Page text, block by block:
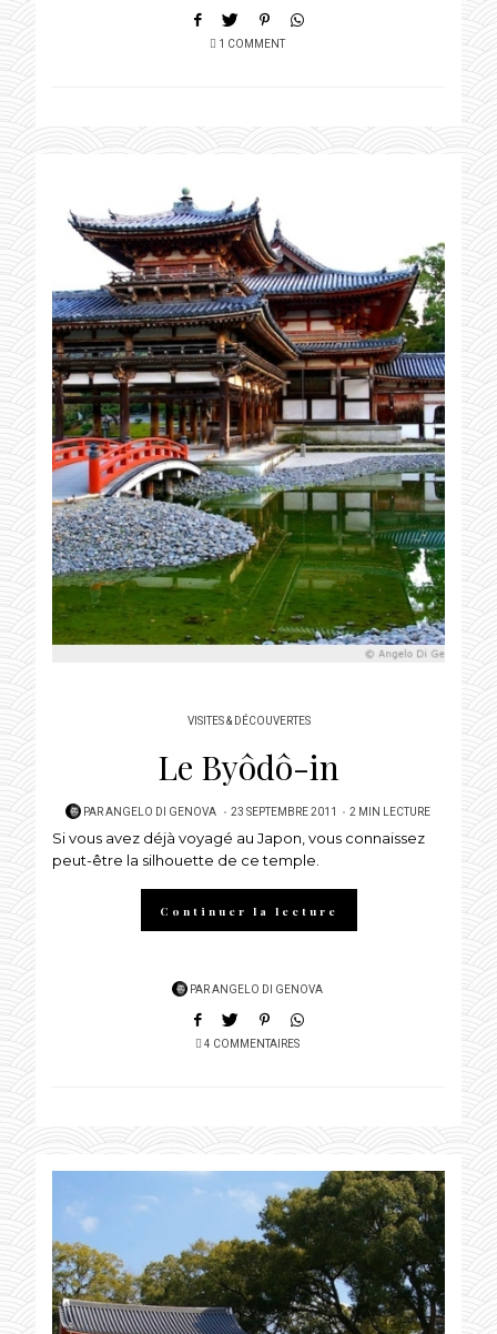
1 COMMENT
VISITES & DÉCOUVERTES
Le Byôdô-in
PARANGELO DI GENOVA
POSTED
ON
23 SEPTEMBRE 2011 2 MIN LECTURE
Si vous avez déjà voyagé au Japon, vous connaissez
peut-être la silhouette de ce temple.
Continuer la lecture
PARANGELO DI GENOVA
4 COMMENTAIRES